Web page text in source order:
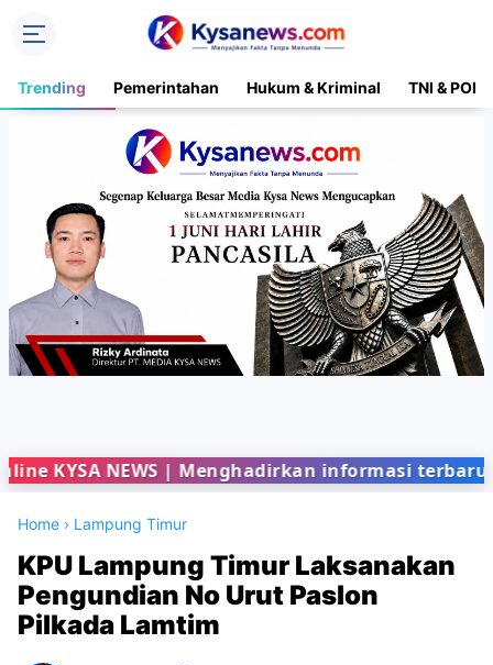
Trending Pemerintahan Hukum & Kriminal TNI &
NEWS | Menghadirkan informasi terbaru dari
Home › Lampung Timur
KPU Lampung Timur Laksanakan
Pengundian No Urut Paslon
Pilkada Lamtim